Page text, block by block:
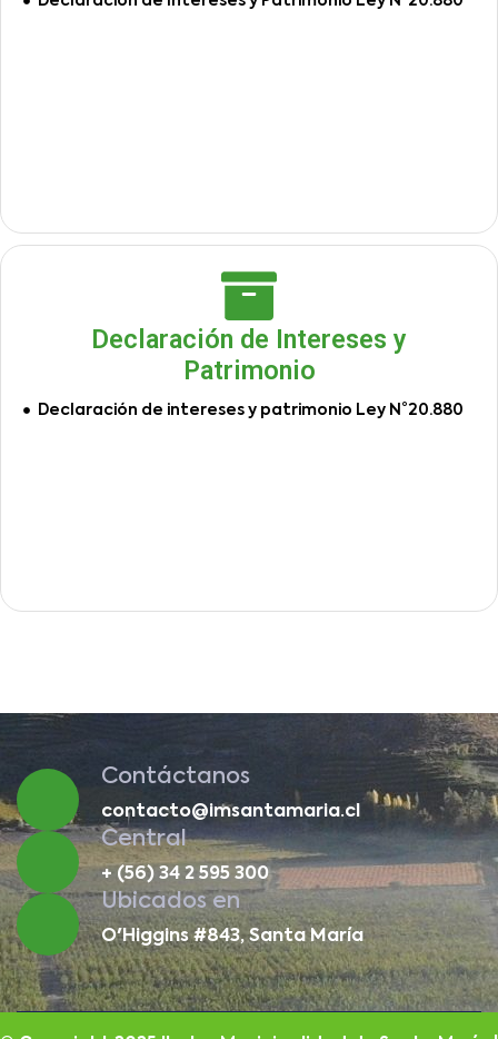
Declaración de Intereses y
Patrimonio
Declaración de intereses y patrimonio Ley N°20.880
Contáctanos
contacto@imsantamaria.cl
Central
+ (56) 34 2 595 300
Ubicados en
O'Higgins #843, Santa María